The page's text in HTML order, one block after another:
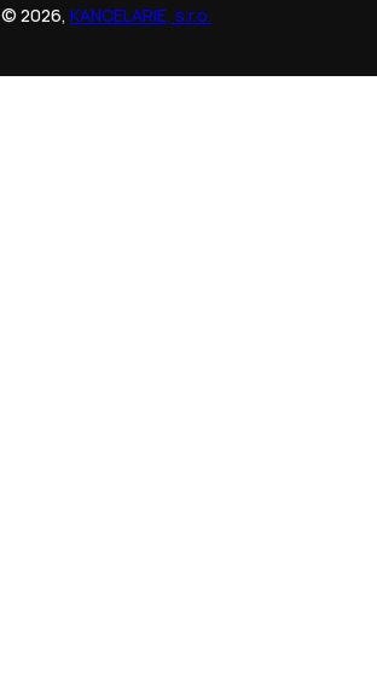
© 2026, KANCELARIE, s.r.o.